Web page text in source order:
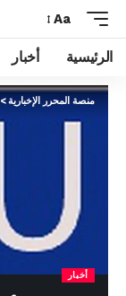
Aa
الرئيسية أخبار
منصة المحرر الإخبارية>
أخبار